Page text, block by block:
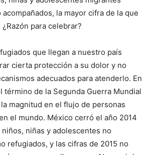
la mayor cifra de la que
para celebrar?
que llegan a nuestro país
cierta protección a su dolor y no
adecuados para atenderlo. En
término de la Segunda Guerra Mundial
magnitud en el flujo de personas
el mundo. México cerró el año 2014
niñas y adolescentes no
refugiados, y las cifras de 2015 no